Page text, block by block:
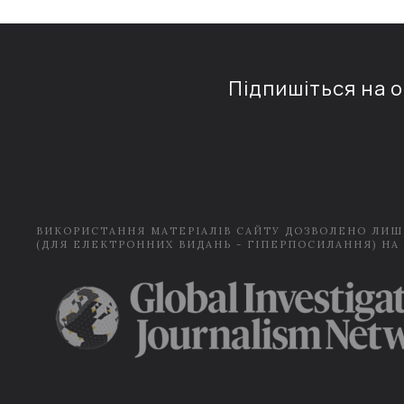
Підпишіться на
ВИКОРИСТАННЯ МАТЕРІАЛІВ САЙТУ ДОЗВОЛЕНО
(ДЛЯ ЕЛЕКТРОННИХ ВИДАНЬ - ГІПЕРПОСИЛАННЯ) НА